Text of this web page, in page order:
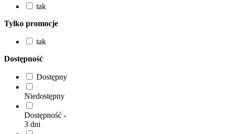
tak
Tylko promocje
tak
Dostępność
Dostępny
Niedostępny
Dostępność -
3 dni